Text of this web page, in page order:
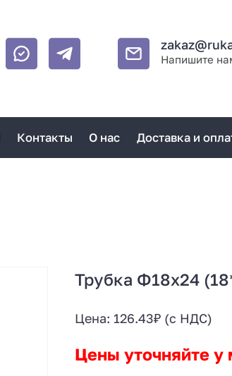
Напишите
Контакты О нас Доставка и
Трубка Ф18х24
Цена: 126.43₽(с НДС)
Цены уточняйте